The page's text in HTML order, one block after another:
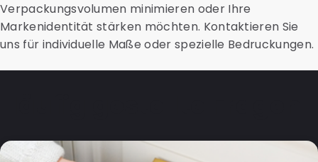
Verpackungsvolumen minimieren oder Ihre
Markenidentität stärken möchten. Kontaktieren Sie
uns für individuelle Maße oder spezielle Bedruckungen.